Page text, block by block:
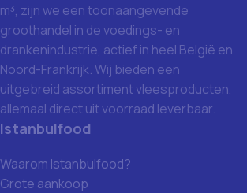
m³, zijn we een toonaangevende
groothandel in de voedings- en
drankenindustrie, actief in heel België en
Noord-Frankrijk. Wij bieden een
uitgebreid assortiment vleesproducten,
allemaal direct uit voorraad leverbaar.
Istanbulfood
Waarom Istanbulfood?
Grote aankoop